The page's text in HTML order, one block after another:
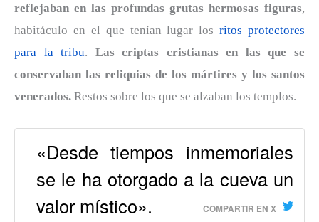
reflejaban en las profundas grutas hermosas figuras,
habitáculo en el que tenían lugar losritos protectores
para la tribu. Las criptas cristianas en las que se
conservaban las reliquias de los mártires y los santos
venerados. Restos sobre los que se alzaban los templos.
«Desde tiempos inmemoriales
se le ha otorgado a la cueva un
valor místico».
COMPARTIR EN X